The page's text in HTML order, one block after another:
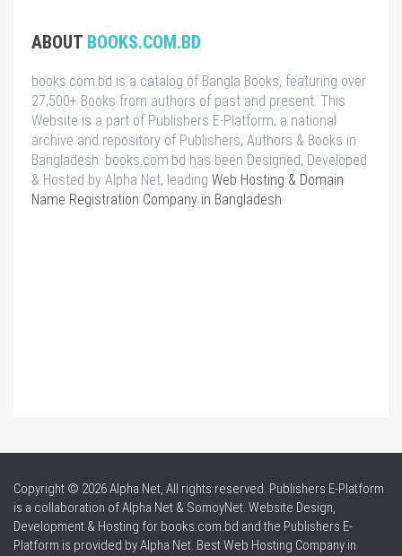
ABOUT BOOKS.COM.BD
books.com.bd is a catalog of Bangla Books, featuring over
27,500+ Books from authors of past and present. This
Website is a part of Publishers E-Platform, a national
archive and repository of Publishers, Authors & Books in
Bangladesh. books.com.bd has been Designed, Developed
& Hosted by Alpha Net, leading Web Hosting & Domain
Name Registration Company in Bangladesh
Copyright © 2026 Alpha Net, All rights reserved. Publishers E-Platform
is a collaboration of Alpha Net & SomoyNet. Website Design,
Development & Hosting for books.com.bd and the Publishers E-
Platform is provided by Alpha Net. BestWeb Hosting Company in